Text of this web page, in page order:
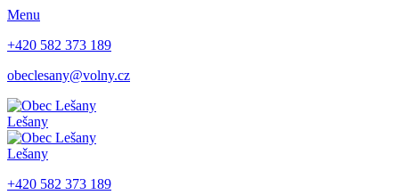
Menu
+420 582 373 189
obeclesany@volny.cz
Lešany
Lešany
+420 582 373 189